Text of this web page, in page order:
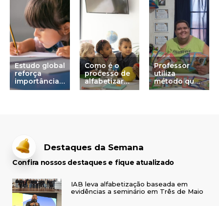
Estudo global
reforça
importância
do ensino de
Como é o
processo de
alfabetizar
uma criança?
Professor
utiliza
método que
o alfabetizou
Destaques da Semana
Confira nossos destaques e fique atualizado
IAB leva alfabetização baseada em
evidências a seminário em Três de Maio